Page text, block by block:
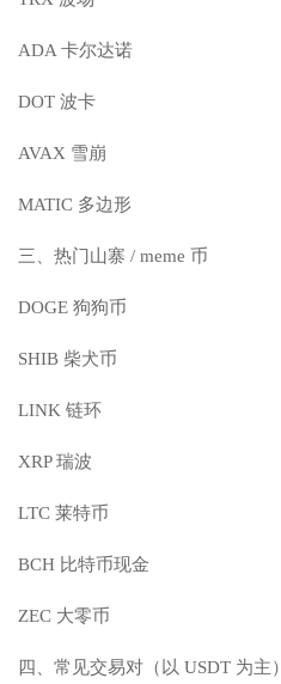
ADA 卡尔达诺
DOT 波卡
AVAX 雪崩
MATIC 多边形
三、热门山寨 / meme 币
DOGE 狗狗币
SHIB 柴犬币
LINK 链环
XRP 瑞波
LTC 莱特币
BCH 比特币现金
ZEC 大零币
四、常见交易对（以 USDT 为主）